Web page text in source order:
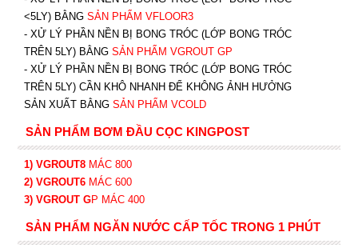
<5LY) BẰNG SẢN PHẨM VFLOOR3
- XỬ LÝ PHẦN NỀN BỊ BONG TRÓC (LỚP BONG TRÓC
TRÊN 5LY) BẰNG SẢN PHẨM VGROUT GP
- XỬ LÝ PHẦN NỀN BỊ BONG TRÓC (LỚP BONG TRÓC
TRÊN 5LY) CẦN KHÔ NHANH ĐỂ KHÔNG ẢNH HƯỞNG
SẢN XUẤT BẰNG SẢN PHẨM VCOLD
SẢN PHẨM BƠM ĐẦU CỌC KINGPOST
1) VGROUT8 MÁC 800
2) VGROUT6MÁC 600
3) VGROUT GP MÁC 400
SẢN PHẨM NGĂN NƯỚC CẤP TỐC TRONG 1 PHÚT